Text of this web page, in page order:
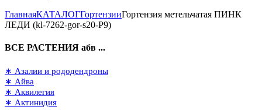
ГлавнаяКАТАЛОГГортензииГортензия метельчатая ПИНК
ЛЕДИ (kl-7262-gor-s20-P9)
ВСЕ РАСТЕНИЯ абв ...
∗ Азалии и рододендроны
∗ Айва
∗ Аквилегия
∗ Актинидия